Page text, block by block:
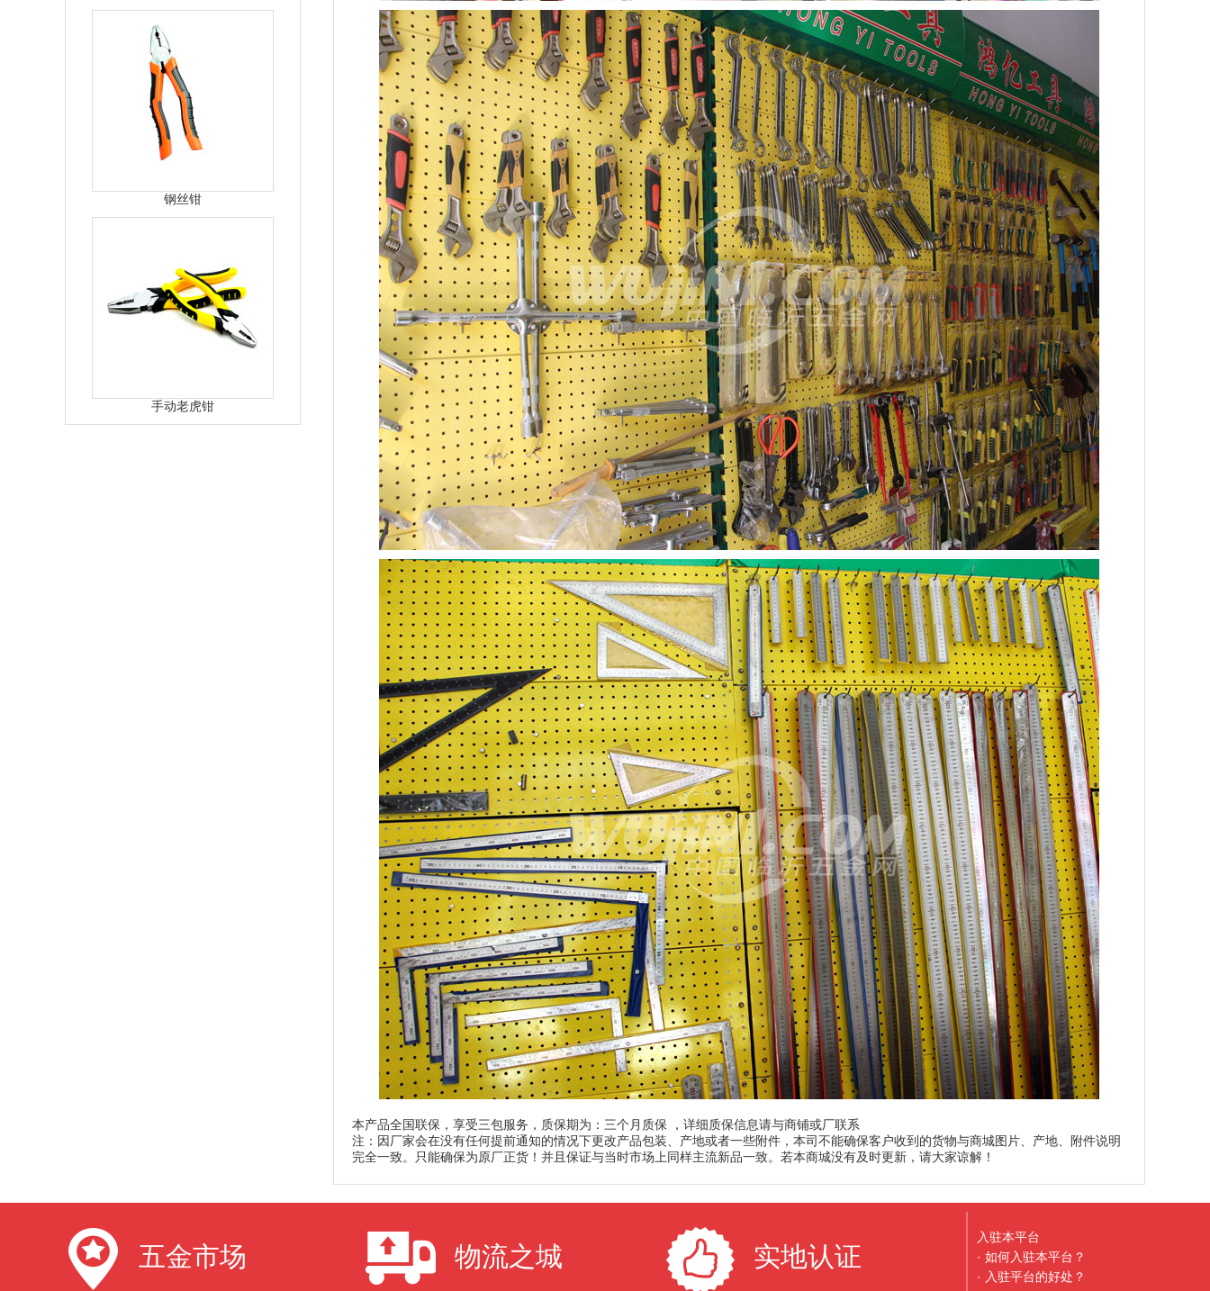
本产品全国联保，享受三包服务，质保期为：三个月质保 ，详细质保信息请与商铺或厂联系
注：因厂家会在没有任何提前通知的情况下更改产品包装、产地或者一些附件，本司不能确保客户收到的货物与商城图片、产地、附件说明
完全一致。只能确保为原厂正货！并且保证与当时市场上同样主流新品一致。若本商城没有及时更新，请大家谅解！
钢丝钳
手动老虎钳
五金市场 物流之城 实地认证
入驻本平台
· 如何入驻本平台？
· 入驻平台的好处？